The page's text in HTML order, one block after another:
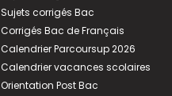
Sujets corrigés Bac
Corrigés Bac de Français
Calendrier Parcoursup 2026
Calendrier vacances scolaires
Orientation Post Bac